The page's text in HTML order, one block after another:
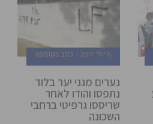
6 יולי, 2017 כתב מקומונט
נערים מגני יער בלוד
נתפסו והודו לאחר
שריססו גרפיטי ברחבי
השכונה